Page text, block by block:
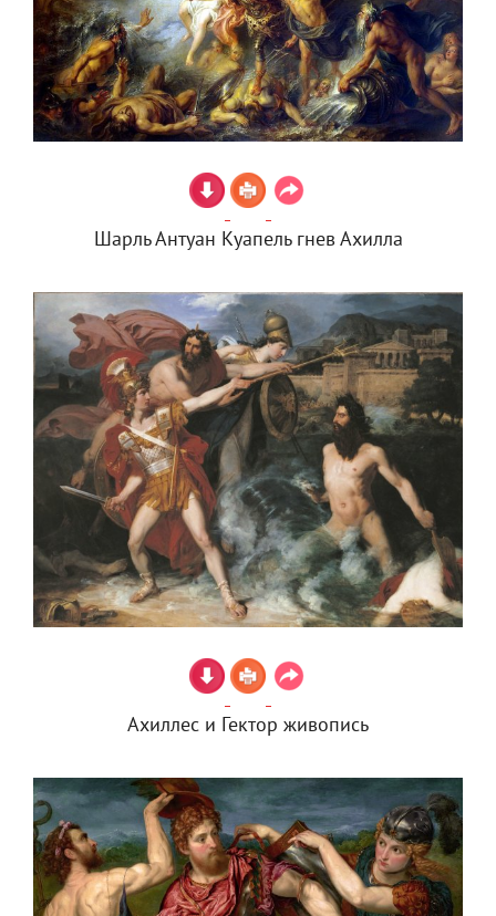
Шарль Антуан Куапель гнев Ахилла
Ахиллес и Гектор живопись